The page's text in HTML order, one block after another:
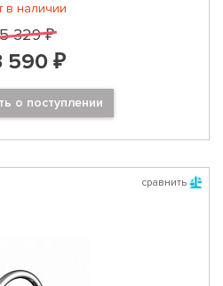
в наличии
329 ₽
590 ₽
о поступлении
сравнить